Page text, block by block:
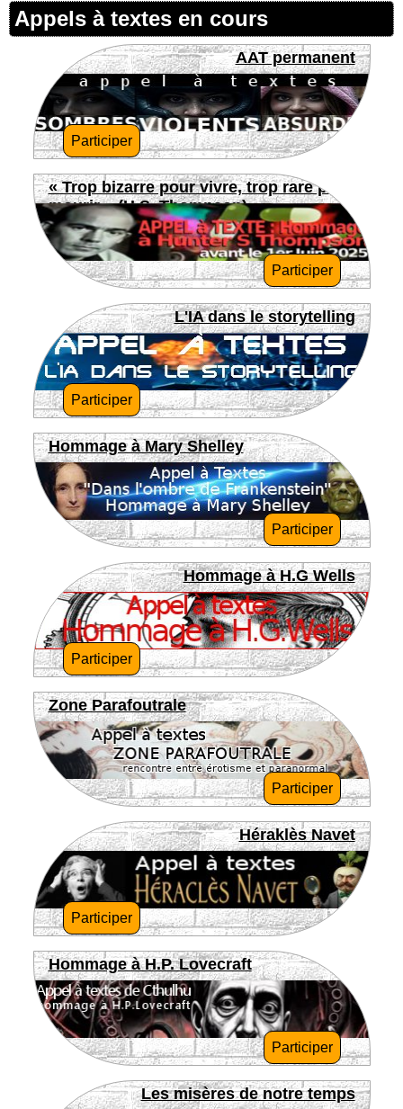
Appels à textes en cours
AAT permanent
Participer
« Trop bizarre pour vivre, trop rare pour
mourir » (H.S. Thompson)
Participer
L'IA dans le storytelling
Participer
Hommage à Mary Shelley
Participer
Hommage à H.G Wells
Participer
Zone Parafoutrale
Participer
Héraklès Navet
Participer
Hommage à H.P. Lovecraft
Participer
Les misères de notre temps